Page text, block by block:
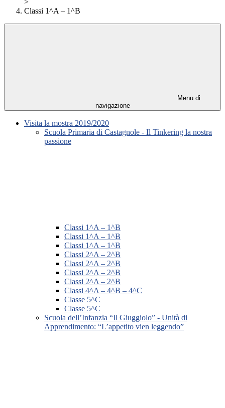
>
Classi 1^A – 1^B
Menu di
navigazione
Visita la mostra 2019/2020
Scuola Primaria di Castagnole - Il Tinkering la nostra
passione
Classi 1^A – 1^B
Classi 1^A – 1^B
Classi 1^A – 1^B
Classi 2^A – 2^B
Classi 2^A – 2^B
Classi 2^A – 2^B
Classi 2^A – 2^B
Classi 4^A – 4^B – 4^C
Classe 5^C
Classe 5^C
Scuola dell’Infanzia “Il Giuggiolo” - Unità di
Apprendimento: “L’appetito vien leggendo”